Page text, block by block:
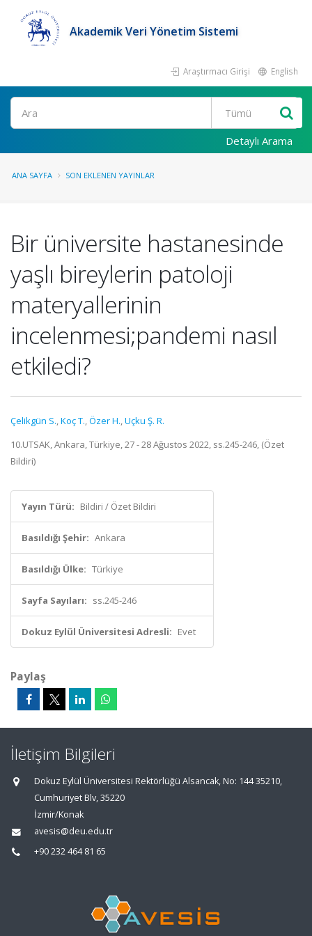
Akademik Veri Yönetim Sistemi
Araştırmacı Girişi English
Ara
Detaylı Arama
ANA SAYFA SON EKLENEN YAYINLAR
Bir üniversite hastanesinde
yaşlı bireylerin patoloji
materyallerinin
incelenmesi;pandemi nasıl
etkiledi?
Çelikgün S.,Koç T.,Özer H.,Uçku Ş. R.
10.UTSAK, Ankara, Türkiye, 27 - 28 Ağustos 2022, ss.245-246, (Özet
Bildiri)
Yayın Türü: Bildiri / Özet Bildiri
Basıldığı Şehir: Ankara
Basıldığı Ülke: Türkiye
Sayfa Sayıları: ss.245-246
Dokuz Eylül Üniversitesi Adresli: Evet
Paylaş
İletişim Bilgileri
Dokuz Eylül Üniversitesi Rektörlüğü Alsancak, No: 144 35210,
Cumhuriyet Blv, 35220
İzmir/Konak
avesis@deu.edu.tr
+90 232 464 81 65